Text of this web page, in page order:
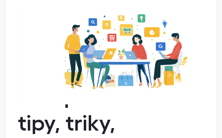
Jak vytvořit
reklamu na
Facebooku?
tipy, triky,